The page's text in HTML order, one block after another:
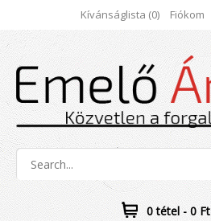
Kívánságlista (0) Fiókom
0 tétel - 0 Ft